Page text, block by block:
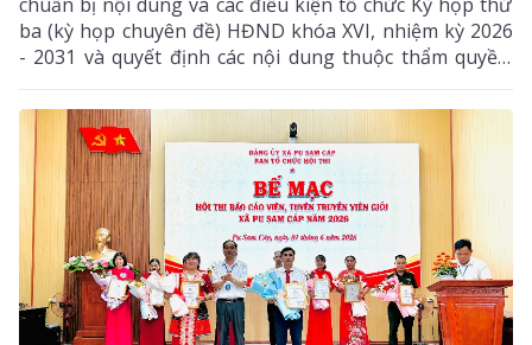
ba (kỳ họp chuyên đề) HĐND khóa XVI, nhiệm kỳ 2026
- 2031 và quyết định các nội dung thuộc thẩm quyền.
Đồng chí Lê Minh Ngân - Ủy viên Ban Chấp hành
Trung ương Đảng, Bí thư Tỉnh ủy, Chủ tịch HĐND tỉnh
chủ trì phiên họp.